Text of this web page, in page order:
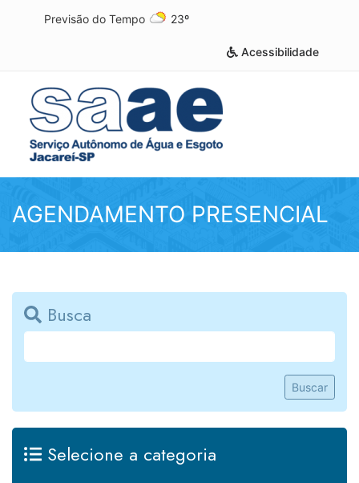
Previsão do Tempo 23º
Acessibilidade
AGENDAMENTO PRESENCIAL
Busca
Buscar
Selecione a categoria